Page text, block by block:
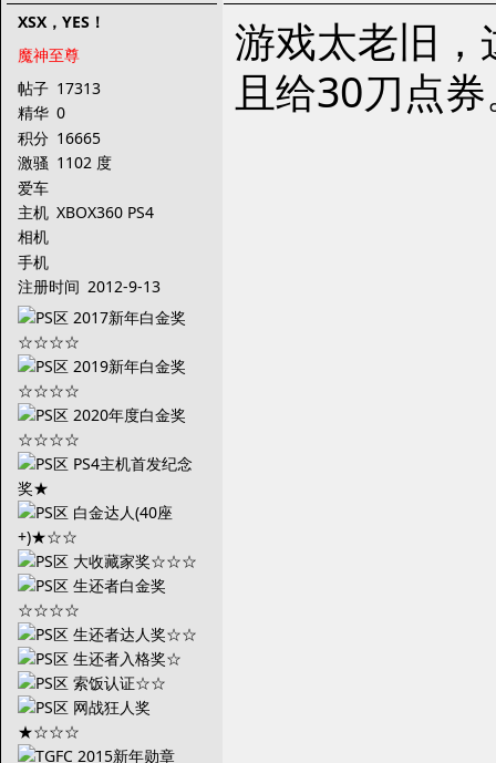
XSX，YES！
魔神至尊
帖子 17313
精华 0
积分 16665
激骚 1102 度
爱车
主机 XBOX360 PS4
相机
手机
注册时间 2012-9-13
游戏太老旧
且给30刀点